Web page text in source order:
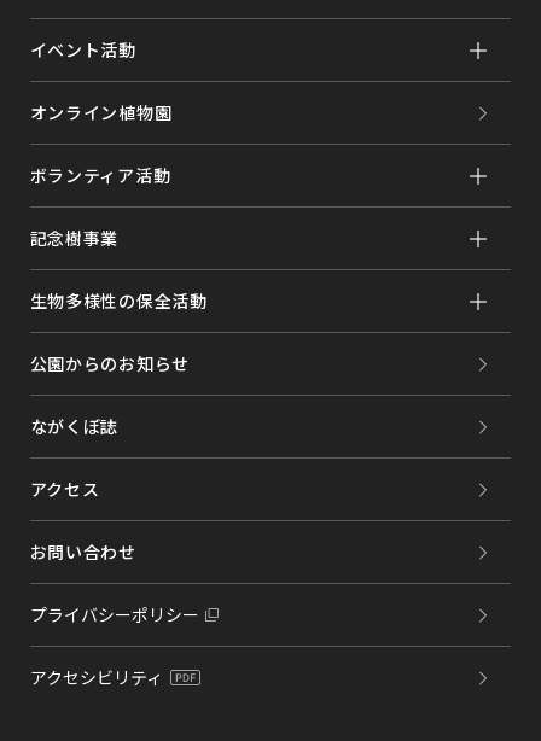
イベント活動
オンライン植物園
ボランティア活動
記念樹事業
生物多様性の保全活動
公園からのお知らせ
ながくぼ誌
アクセス
お問い合わせ
プライバシーポリシー
アクセシビリティ